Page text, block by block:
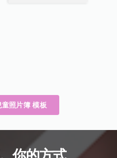
照片簿 模板